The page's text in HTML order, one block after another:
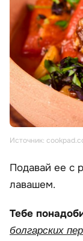
Источник:
Подавай ее с
лавашем.
Тебе
болгарских